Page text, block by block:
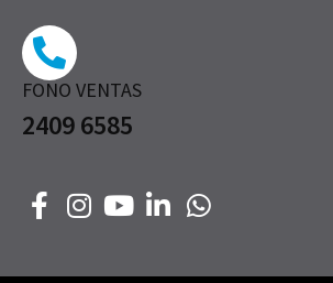
FONO VENTAS
2409 6585